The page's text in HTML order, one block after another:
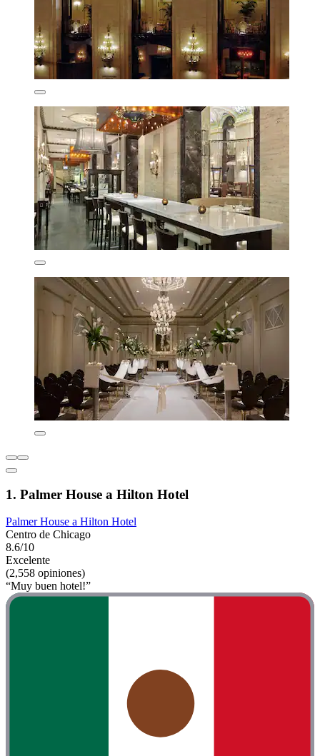
1. Palmer House a Hilton Hotel
Palmer House a Hilton Hotel
Centro de Chicago
8.6/10
Excelente
(2,558 opiniones)
“Muy buen hotel!”